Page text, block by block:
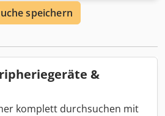
to its built-in PoE (Power over
can remotely power IP cameras,
cabling requirements.
speichern
&
komplett durchsuchen mit